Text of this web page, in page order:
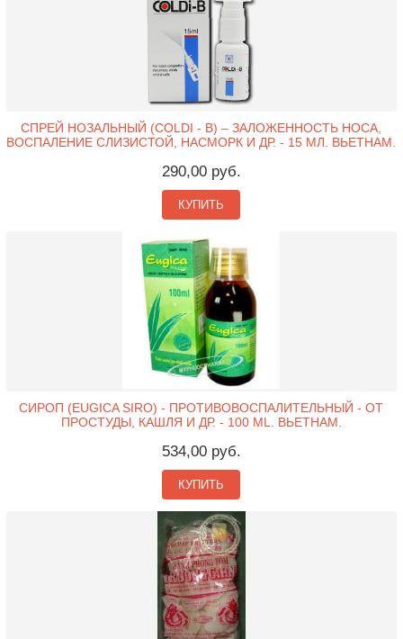
СПРЕЙ НОЗАЛЬНЫЙ (COLDI - B) – ЗАЛОЖЕННОСТЬ НОСА,
ВОСПАЛЕНИЕ СЛИЗИСТОЙ, НАСМОРК И ДР. - 15 МЛ. ВЬЕТНАМ.
290,00 руб.
КУПИТЬ
СИРОП (EUGICA SIRO) - ПРОТИВОВОСПАЛИТЕЛЬНЫЙ - ОТ
ПРОСТУДЫ, КАШЛЯ И ДР. - 100 ML. ВЬЕТНАМ.
534,00 руб.
КУПИТЬ